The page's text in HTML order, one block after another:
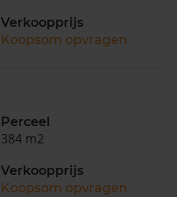
Verkoopprijs
Koopsom opvragen
Perceel
384 m2
Verkoopprijs
Koopsom opvragen